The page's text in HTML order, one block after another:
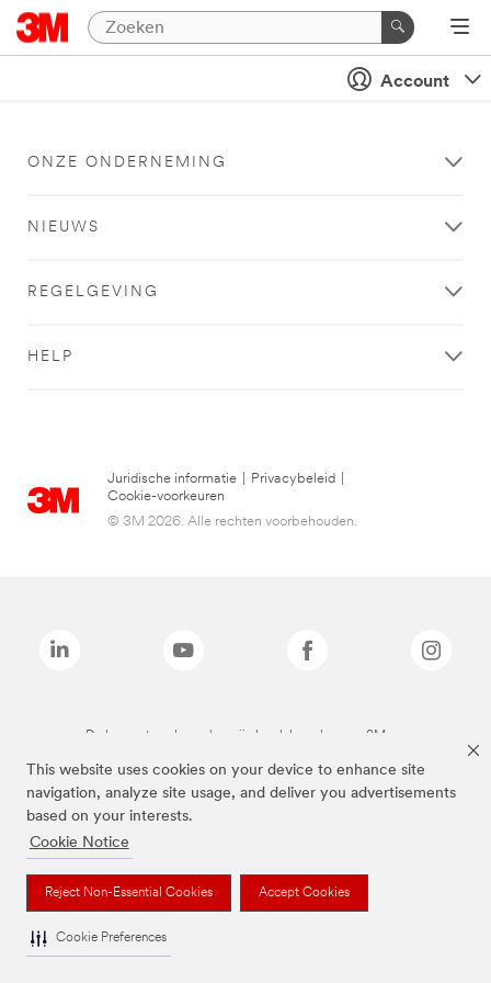
This website uses cookies on your device to enhance site
navigation, analyze site usage, and deliver you advertisements
based on your interests.
Cookie Notice
Reject Non-Essential Cookies Accept Cookies
Cookie Preferences
Account
ONZE ONDERNEMING
NIEUWS
REGELGEVING
HELP
Juridische informatie Privacybeleid
Cookie-voorkeuren
© 3M 2026. Alle rechten voorbehouden.
De bovenstaande merken zijn handelsmerken van 3M.we